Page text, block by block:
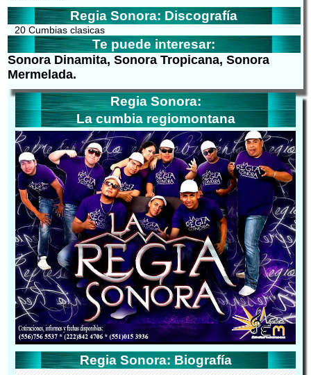
Regia Sonora: Discografía
20 Cumbias clasicas
Te puede interesar:
Sonora Dinamita, Sonora Tropicana, Sonora
Mermelada.
Regia Sonora:
La cumbia regiomontana
Regia Sonora: Biografía